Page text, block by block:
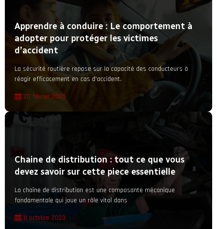
Apprendre à conduire : Le comportement à
adopter pour protéger les victimes
d’accident
La sécurité routière repose sur la capacité des conducteurs à
réagir efficacement en cas d'accident.
20 février 2025
Chaine de distribution : tout ce que vous
devez savoir sur cette piece essentielle
La chaîne de distribution est une composante mécanique
fondamentale qui joue un rôle vital dans
11 octobre 2023